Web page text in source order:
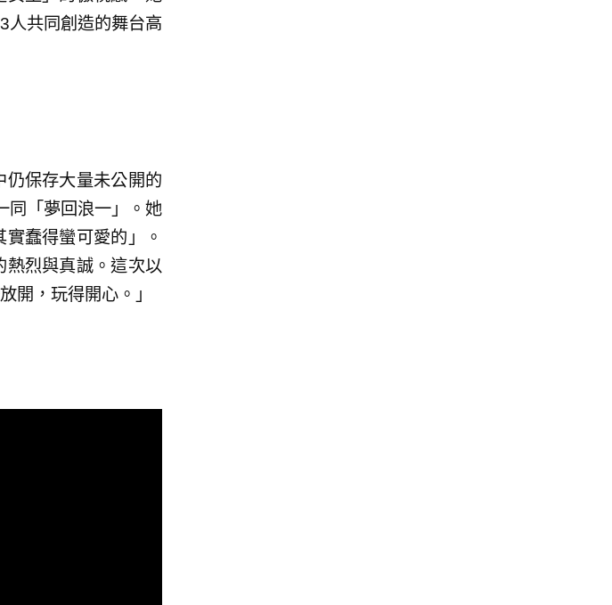
人共同創造的舞台高
仍保存大量未公開的
同「夢回浪一」。她
蠢得蠻可愛的」。
熱烈與真誠。這次以
開，玩得開心。」